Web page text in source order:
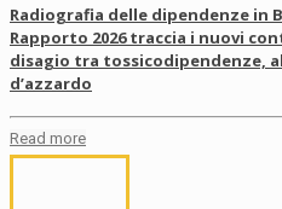
Radiografia delle dipendenze in
Rapporto 2026 traccia i nuovi
disagio tra tossicodipendenze,
d’azzardo
Read more